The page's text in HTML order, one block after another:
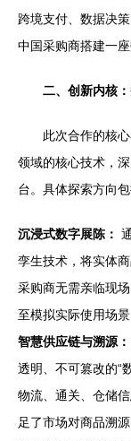
跨境支付、数据决
中国采购商搭建一座
二、创新内核
此次合作的核
领域的核心技术，
台。具体探索方向包
沉浸式数字展陈：
孪生技术，将实体
采购商无需亲临现
至模拟实际使用场
智慧供应链与溯源：
透明、不可篡改的“
物流、通关、仓储
足了市场对商品溯